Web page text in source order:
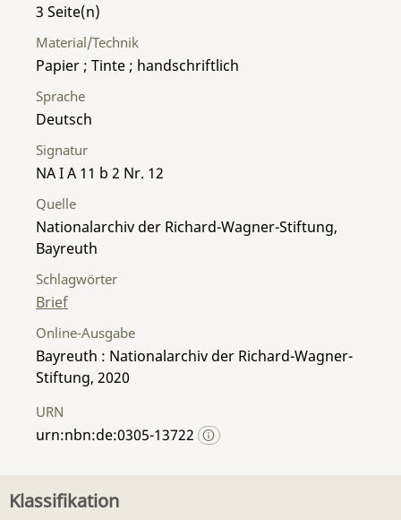
3
Material/Technik
Papier ; Tinte ; handschriftlich
Sprache
Deutsch
Signatur
NA I A 11 b 2 Nr. 12
Quelle
Nationalarchiv der Richard-Wagner-Stiftung,
Bayreuth
Schlagwörter
Brief
Online-Ausgabe
Bayreuth : Nationalarchiv der Richard-Wagner-
Stiftung, 2020
URN
urn:nbn:de:0305-13722
Klassifikation